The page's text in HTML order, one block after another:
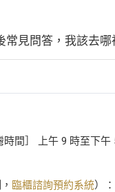
常見問答，我該去哪
間］ 上午 9 時至下午
臨櫃諮詢預約系統）：